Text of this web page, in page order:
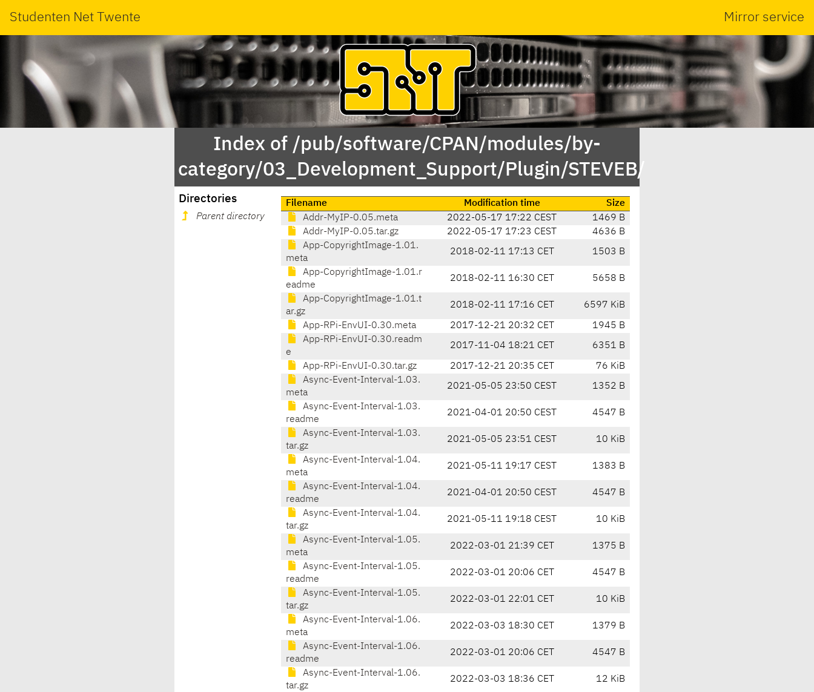
Studenten Net Twente Mirror service
Index of /pub/software/CPAN/modules/by-
category/03_Development_Support/Plugin/STEVEB/
Directories
Parent directory
Filename Modification time
Size
Addr-MyIP-0.05.meta
2022-05-17 17:22 CEST
1469 B
Addr-MyIP-0.05.tar.gz
2022-05-17 17:23 CEST
4636 B
App-CopyrightImage-1.01.
meta
2018-02-11 17:13 CET 1503 B
App-CopyrightImage-1.01.r
eadme
2018-02-11 16:30 CET 5658 B
App-CopyrightImage-1.01.t
ar.gz
2018-02-11 17:16 CET 6597 KiB
App-RPi-EnvUI-0.30.meta 2017-12-21 20:32 CET
1945 B
App-RPi-EnvUI-0.30.readm
e
2017-11-04 18:21 CET 6351 B
App-RPi-EnvUI-0.30.tar.gz 2017-12-21 20:35 CET
76 KiB
Async-Event-Interval-1.03.
meta
2021-05-05 23:50 CEST 1352 B
Async-Event-Interval-1.03.
readme
2021-04-01 20:50 CEST 4547 B
Async-Event-Interval-1.03.
tar.gz
2021-05-05 23:51 CEST 10 KiB
Async-Event-Interval-1.04.
meta
2021-05-11 19:17 CEST 1383 B
Async-Event-Interval-1.04.
readme
2021-04-01 20:50 CEST 4547 B
Async-Event-Interval-1.04.
tar.gz
2021-05-11 19:18 CEST 10 KiB
Async-Event-Interval-1.05.
meta
2022-03-01 21:39 CET 1375 B
Async-Event-Interval-1.05.
readme
2022-03-01 20:06 CET 4547 B
Async-Event-Interval-1.05.
tar.gz
2022-03-01 22:01 CET 10 KiB
Async-Event-Interval-1.06.
meta
2022-03-03 18:30 CET 1379 B
Async-Event-Interval-1.06.
readme
2022-03-01 20:06 CET 4547 B
Async-Event-Interval-1.06.
tar.gz
2022-03-03 18:36 CET 12 KiB